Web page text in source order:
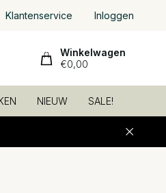
Klantenservice Inloggen
Winkelwagen
€0,00
NIEUW SALE!